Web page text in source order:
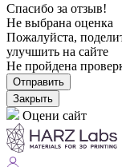
Спасибо за отзыв!
Не выбрана оценка
Пожалуйста,
улучшить на сайте
Не пройдена
Отправить
Закрыть
Оцени сайт